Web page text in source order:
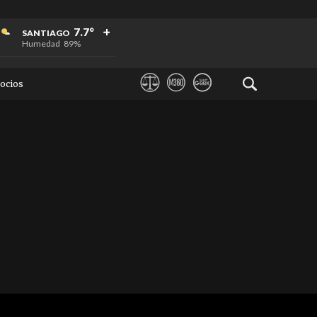
SANTIAGO 7.7°
Humedad 89%
+
+
+